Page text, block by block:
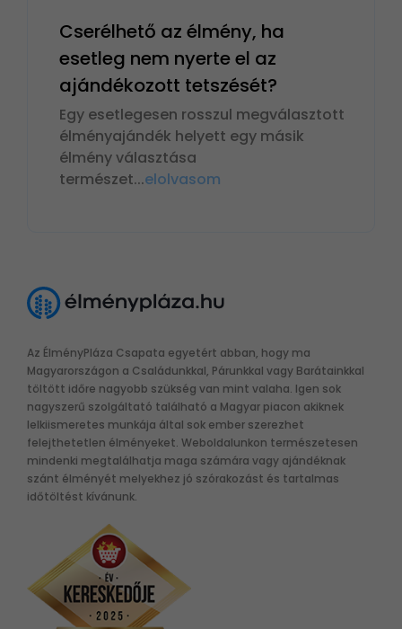
Cserélhető az élmény, ha
esetleg nem nyerte el az
ajándékozott tetszését?
Egy esetlegesen rosszul megválasztott
élményajándék helyett egy másik
élmény választása
természet...elolvasom
Az ÉlményPláza Csapata egyetért abban, hogy ma
Magyarországon a Családunkkal, Párunkkal vagy Barátainkkal
töltött időre nagyobb szükség van mint valaha. Igen sok
nagyszerű szolgáltató található a Magyar piacon akiknek
lelkiismeretes munkája által sok ember szerezhet
felejthetetlen élményeket. Weboldalunkon természetesen
mindenki megtalálhatja maga számára vagy ajándéknak
szánt élményét melyekhez jó szórakozást és tartalmas
időtöltést kívánunk.